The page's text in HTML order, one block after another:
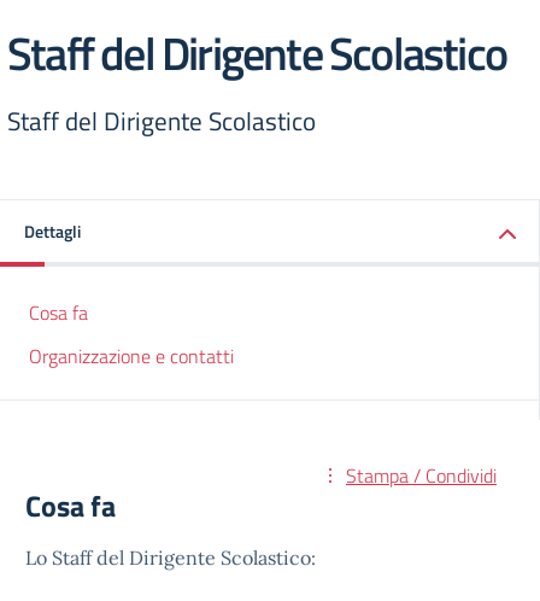
Staff del Dirigente Scolastico
Staff del Dirigente Scolastico
Dettagli
Cosa fa
Organizzazione e contatti
Stampa / Condividi
Cosa fa
Lo Staff del Dirigente Scolastico: